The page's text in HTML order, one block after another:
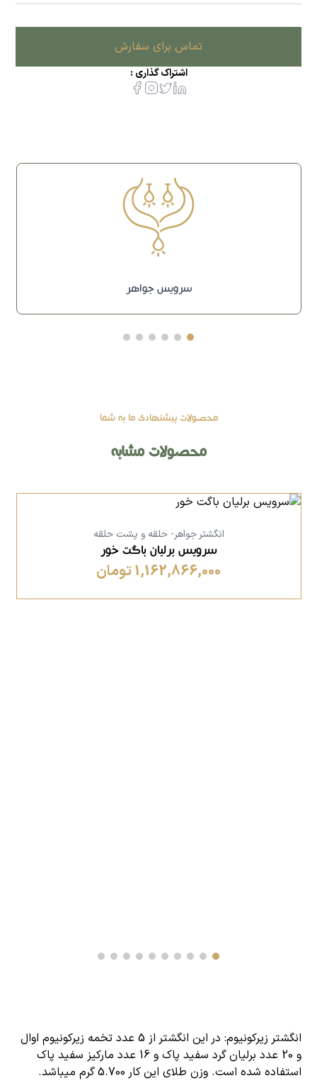
تماس برای سفارش
اشتراک گذاری :
سرویس جواهر
محصولات پیشنهادی ما به شما
محصولات مشابه
انگشتر جواهر- حلقه و پشت حلقه
سرویس برلیان باگت خور
1,162,866,000 تومان
انگشتر زیرکونیوم
: در این انگشتر از 5 عدد تخمه زیرکونیوم اوال
و 20 عدد
برلیان گرد سفید
پاک و 16 عدد مارکیز سفید پاک
استفاده شده است. وزن طلای این کار 5.700 گرم میباشد.